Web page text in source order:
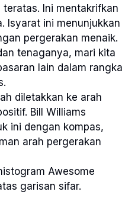
Ini mentakrifkan
Isyarat ini menunjukkan
pergerakan menaik.
tenaganya, mari kita
lain dalam rangka
diletakkan ke arah
Bill Williams
ini dengan kompas,
arah pergerakan
Awesome
garisan sifar.